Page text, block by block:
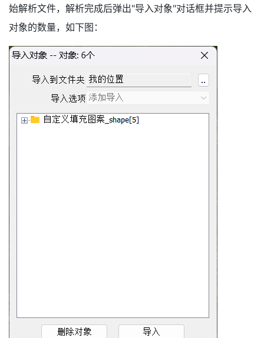
始解析文件，解析完成后弹出"导入对象"对话框并提示导入
对象的数量，如下图：